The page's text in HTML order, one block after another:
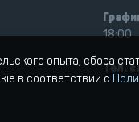
18:00
Тел.
опыта, сбора
в соответствии с